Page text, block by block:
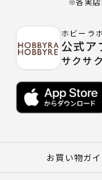
ホビーラ
公式ア
サクサ
お買い物ガ